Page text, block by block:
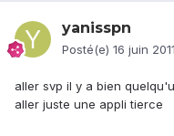
yanisspn
Posté(e) 16 juin 2011
aller svp il y a bien
aller juste une appli tierce